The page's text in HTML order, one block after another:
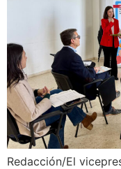
Redacción/El